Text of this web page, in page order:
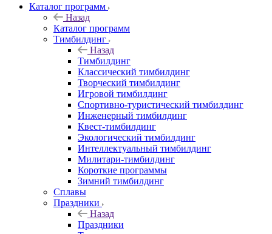
Каталог программ
Назад
Каталог программ
Тимбилдинг
Назад
Тимбилдинг
Классический тимбилдинг
Творческий тимбилдинг
Игровой тимбилдинг
Спортивно-туристический тимбилдинг
Инженерный тимбилдинг
Квест-тимбилдинг
Экологический тимбилдинг
Интеллектуальный тимбилдинг
Милитари-тимбилдинг
Короткие программы
Зимний тимбилдинг
Сплавы
Праздники
Назад
Праздники